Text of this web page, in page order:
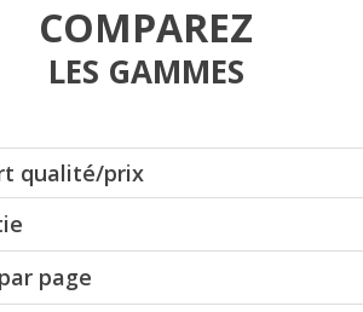
COMPAREZ
LES GAMMES
qualité/prix
page